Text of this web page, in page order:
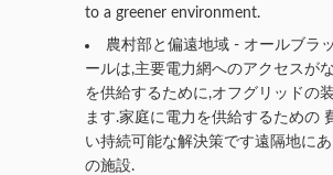
to a greener environment.
農村部と偏遠地域 - オールブラ
ールは,主要電力網へのアクセスが
を供給するために,オフグリッドの
ます.家庭に電力を供給するための
い持続可能な解決策です遠隔地に
の施設.